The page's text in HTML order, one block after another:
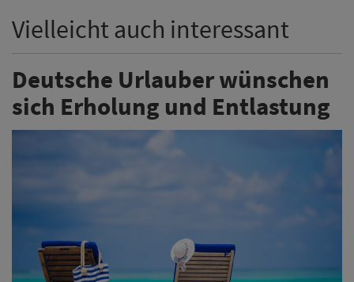
Vielleicht auch interessant
Deutsche Urlauber wünschen
sich Erholung und Entlastung